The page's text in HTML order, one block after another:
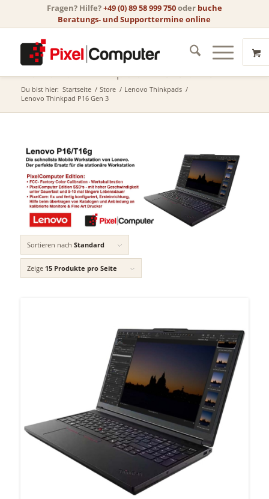
Fragen? Hilfe?+49 (0) 89 58 999 750oder buche
Beratungs- und Supporttermine online
Lenovo Thinkpad P16 Gen 3
Du bist hier: Startseite / Store / Lenovo Thinkpads /
Lenovo Thinkpad P16 Gen 3
Sortieren nach Standard
Zeige 15 Produkte pro Seite